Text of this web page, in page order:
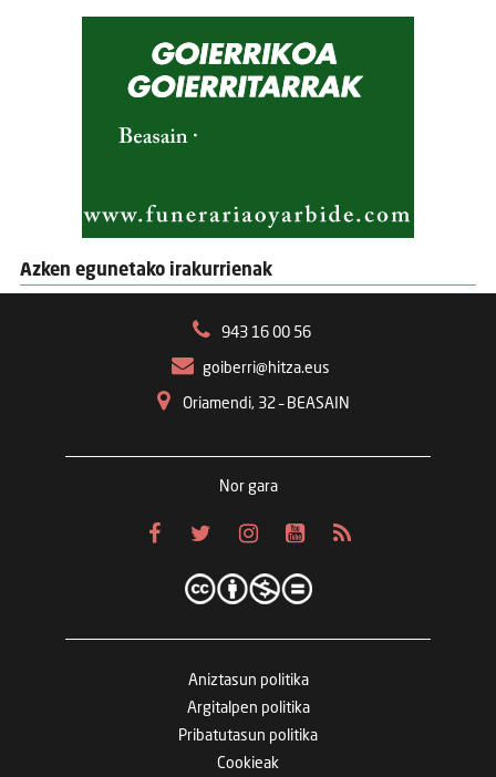
Azken egunetako irakurrienak
943 16 00 56
goiberri@hitza.eus
Oriamendi, 32 – BEASAIN
Nor gara
Aniztasun politika
Argitalpen politika
Pribatutasun politika
Cookieak